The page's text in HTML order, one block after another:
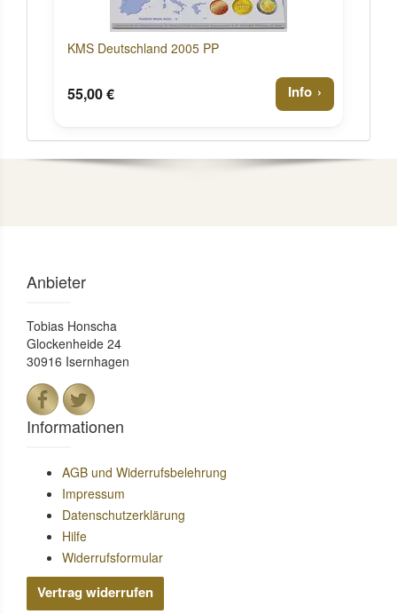
KMS Deutschland 2005 PP
55,00 € Info
Anbieter
Tobias Honscha
Glockenheide 24
30916 Isernhagen
Informationen
AGB und Widerrufsbelehrung
Impressum
Datenschutzerklärung
Hilfe
Widerrufsformular
Vertrag widerrufen